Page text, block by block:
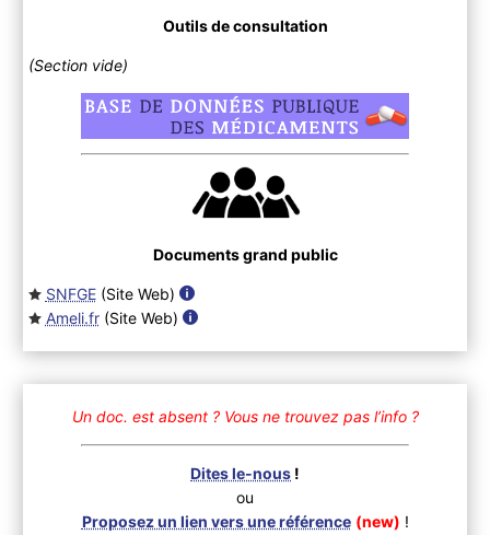
Outils de consultation
(Section vide)
Documents grand public
SNFGE(Site Web)
Ameli.fr(Site Web)
Un doc. est absent ? Vous ne trouvez pas l’info ?
Dites le-nous !
ou
Proposez un lien vers une référence (new) !